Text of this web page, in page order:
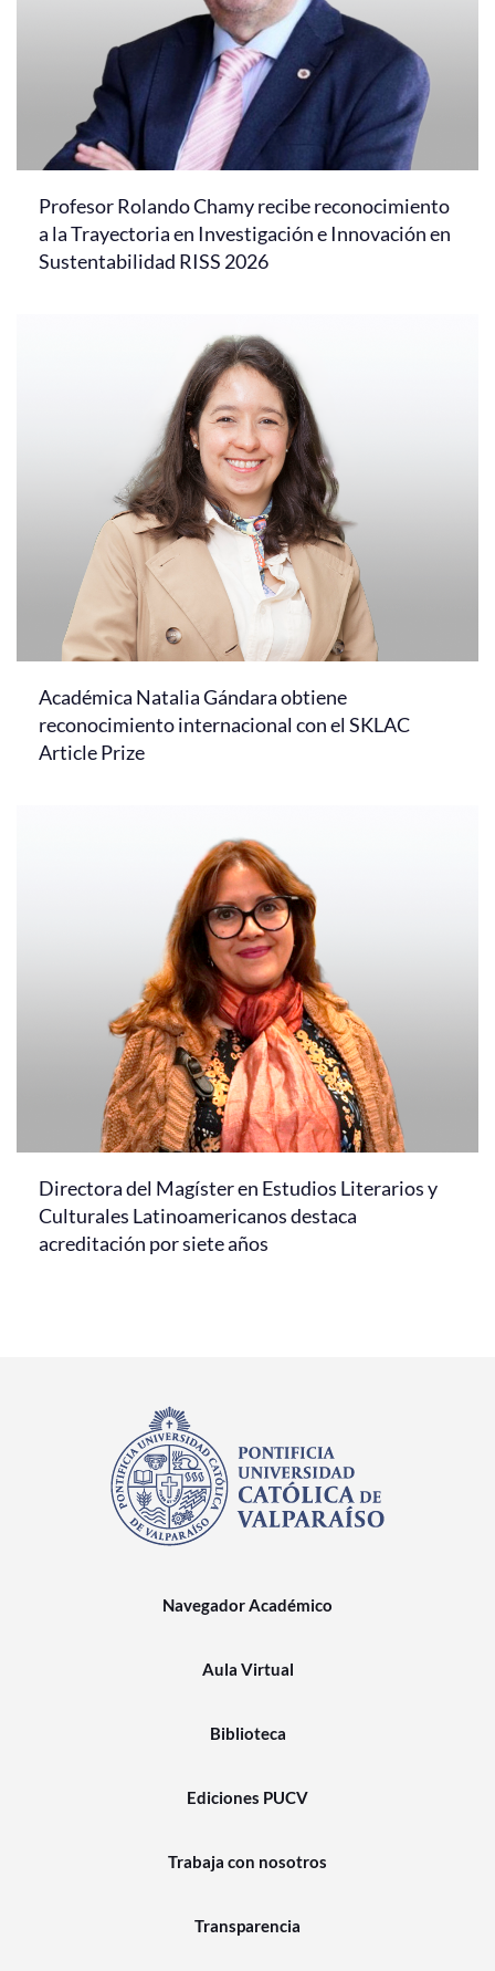
Profesor Rolando Chamy recibe reconocimiento
a la Trayectoria en Investigación e Innovación en
Sustentabilidad RISS 2026
Académica Natalia Gándara obtiene
reconocimiento internacional con el SKLAC
Article Prize
Directora del Magíster en Estudios Literarios y
Culturales Latinoamericanos destaca
acreditación por siete años
Navegador Académico
Aula Virtual
Biblioteca
Ediciones PUCV
Trabaja con nosotros
Transparencia